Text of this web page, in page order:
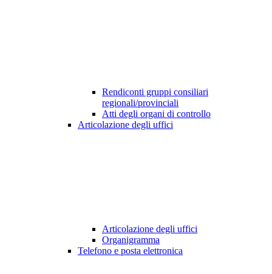
Rendiconti gruppi consiliari
regionali/provinciali
Atti degli organi di controllo
Articolazione degli uffici
Articolazione degli uffici
Organigramma
Telefono e posta elettronica